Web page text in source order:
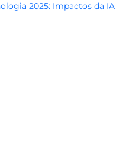
2025: Impactos da IA